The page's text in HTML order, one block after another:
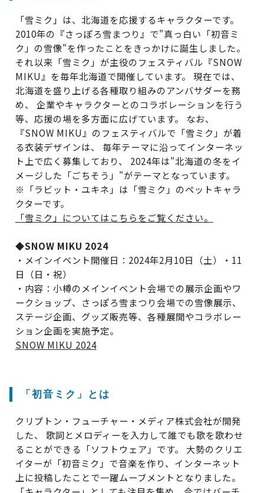
「雪ミク」は、北海道を応援するキャラクターです。
2010年の『さっぽろ雪まつり』で"真っ白い「初音ミ
ク」の雪像"を作ったことをきっかけに誕生しました。
それ以来「雪ミク」が主役のフェスティバル『SNOW
MIKU』を毎年北海道で開催しています。 現在では、
北海道を盛り上げる各種取り組みのアンバサダーを務
め、 企業やキャラクターとのコラボレーションを行う
等、応援の場を多方面に広げています。 なお、
『SNOW MIKU』のフェスティバルで「雪ミク」が着
る衣装デザインは、 毎年テーマに沿ってインターネッ
ト上で広く募集しており、 2024年は"北海道の冬をイ
メージした「ごちそう」"がテーマとなっています。
※「ラビット・ユキネ」は「雪ミク」のペットキャラ
クターです。
「雪ミク」についてはこちらをご覧ください。
◆SNOW MIKU 2024
・メインイベント開催日：2024年2月10日（土）・11
日（日・祝）
・内容：小樽のメインイベント会場での展示企画やワ
ークショップ、さっぽろ雪まつり会場での雪像展示、
ステージ企画、グッズ販売等、各種展開やコラボレー
ション企画を実施予定。
SNOW MIKU 2024
「初音ミク」とは
クリプトン・フューチャー・メディア株式会社が開発
した、 歌詞とメロディーを入力して誰でも歌を歌わせ
ることができる「ソフトウェア」です。 大勢のクリエ
イターが「初音ミク」で音楽を作り、インターネット
上に投稿したことで一躍ムーブメントとなりました。